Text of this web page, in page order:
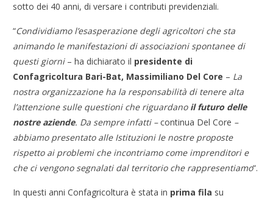
sotto dei 40 anni, di versare i contributi previdenziali.
“Condividiamo l’esasperazione degli agricoltori che sta
animando le manifestazioni di associazioni spontanee di
questi giorni– ha dichiarato il presidente di
Confagricoltura Bari-Bat, Massimiliano Del Core – La
nostra organizzazione ha la responsabilità di tenere alta
l’attenzione sulle questioni che riguardano il futuro delle
nostre aziende. Da sempre infatti –continua Del Core –
abbiamo presentato alle Istituzioni le nostre proposte
rispetto ai problemi che incontriamo come imprenditori e
che ci vengono segnalati dal territorio che rappresentiamo“.
In questi anni Confagricoltura è stata in prima fila su